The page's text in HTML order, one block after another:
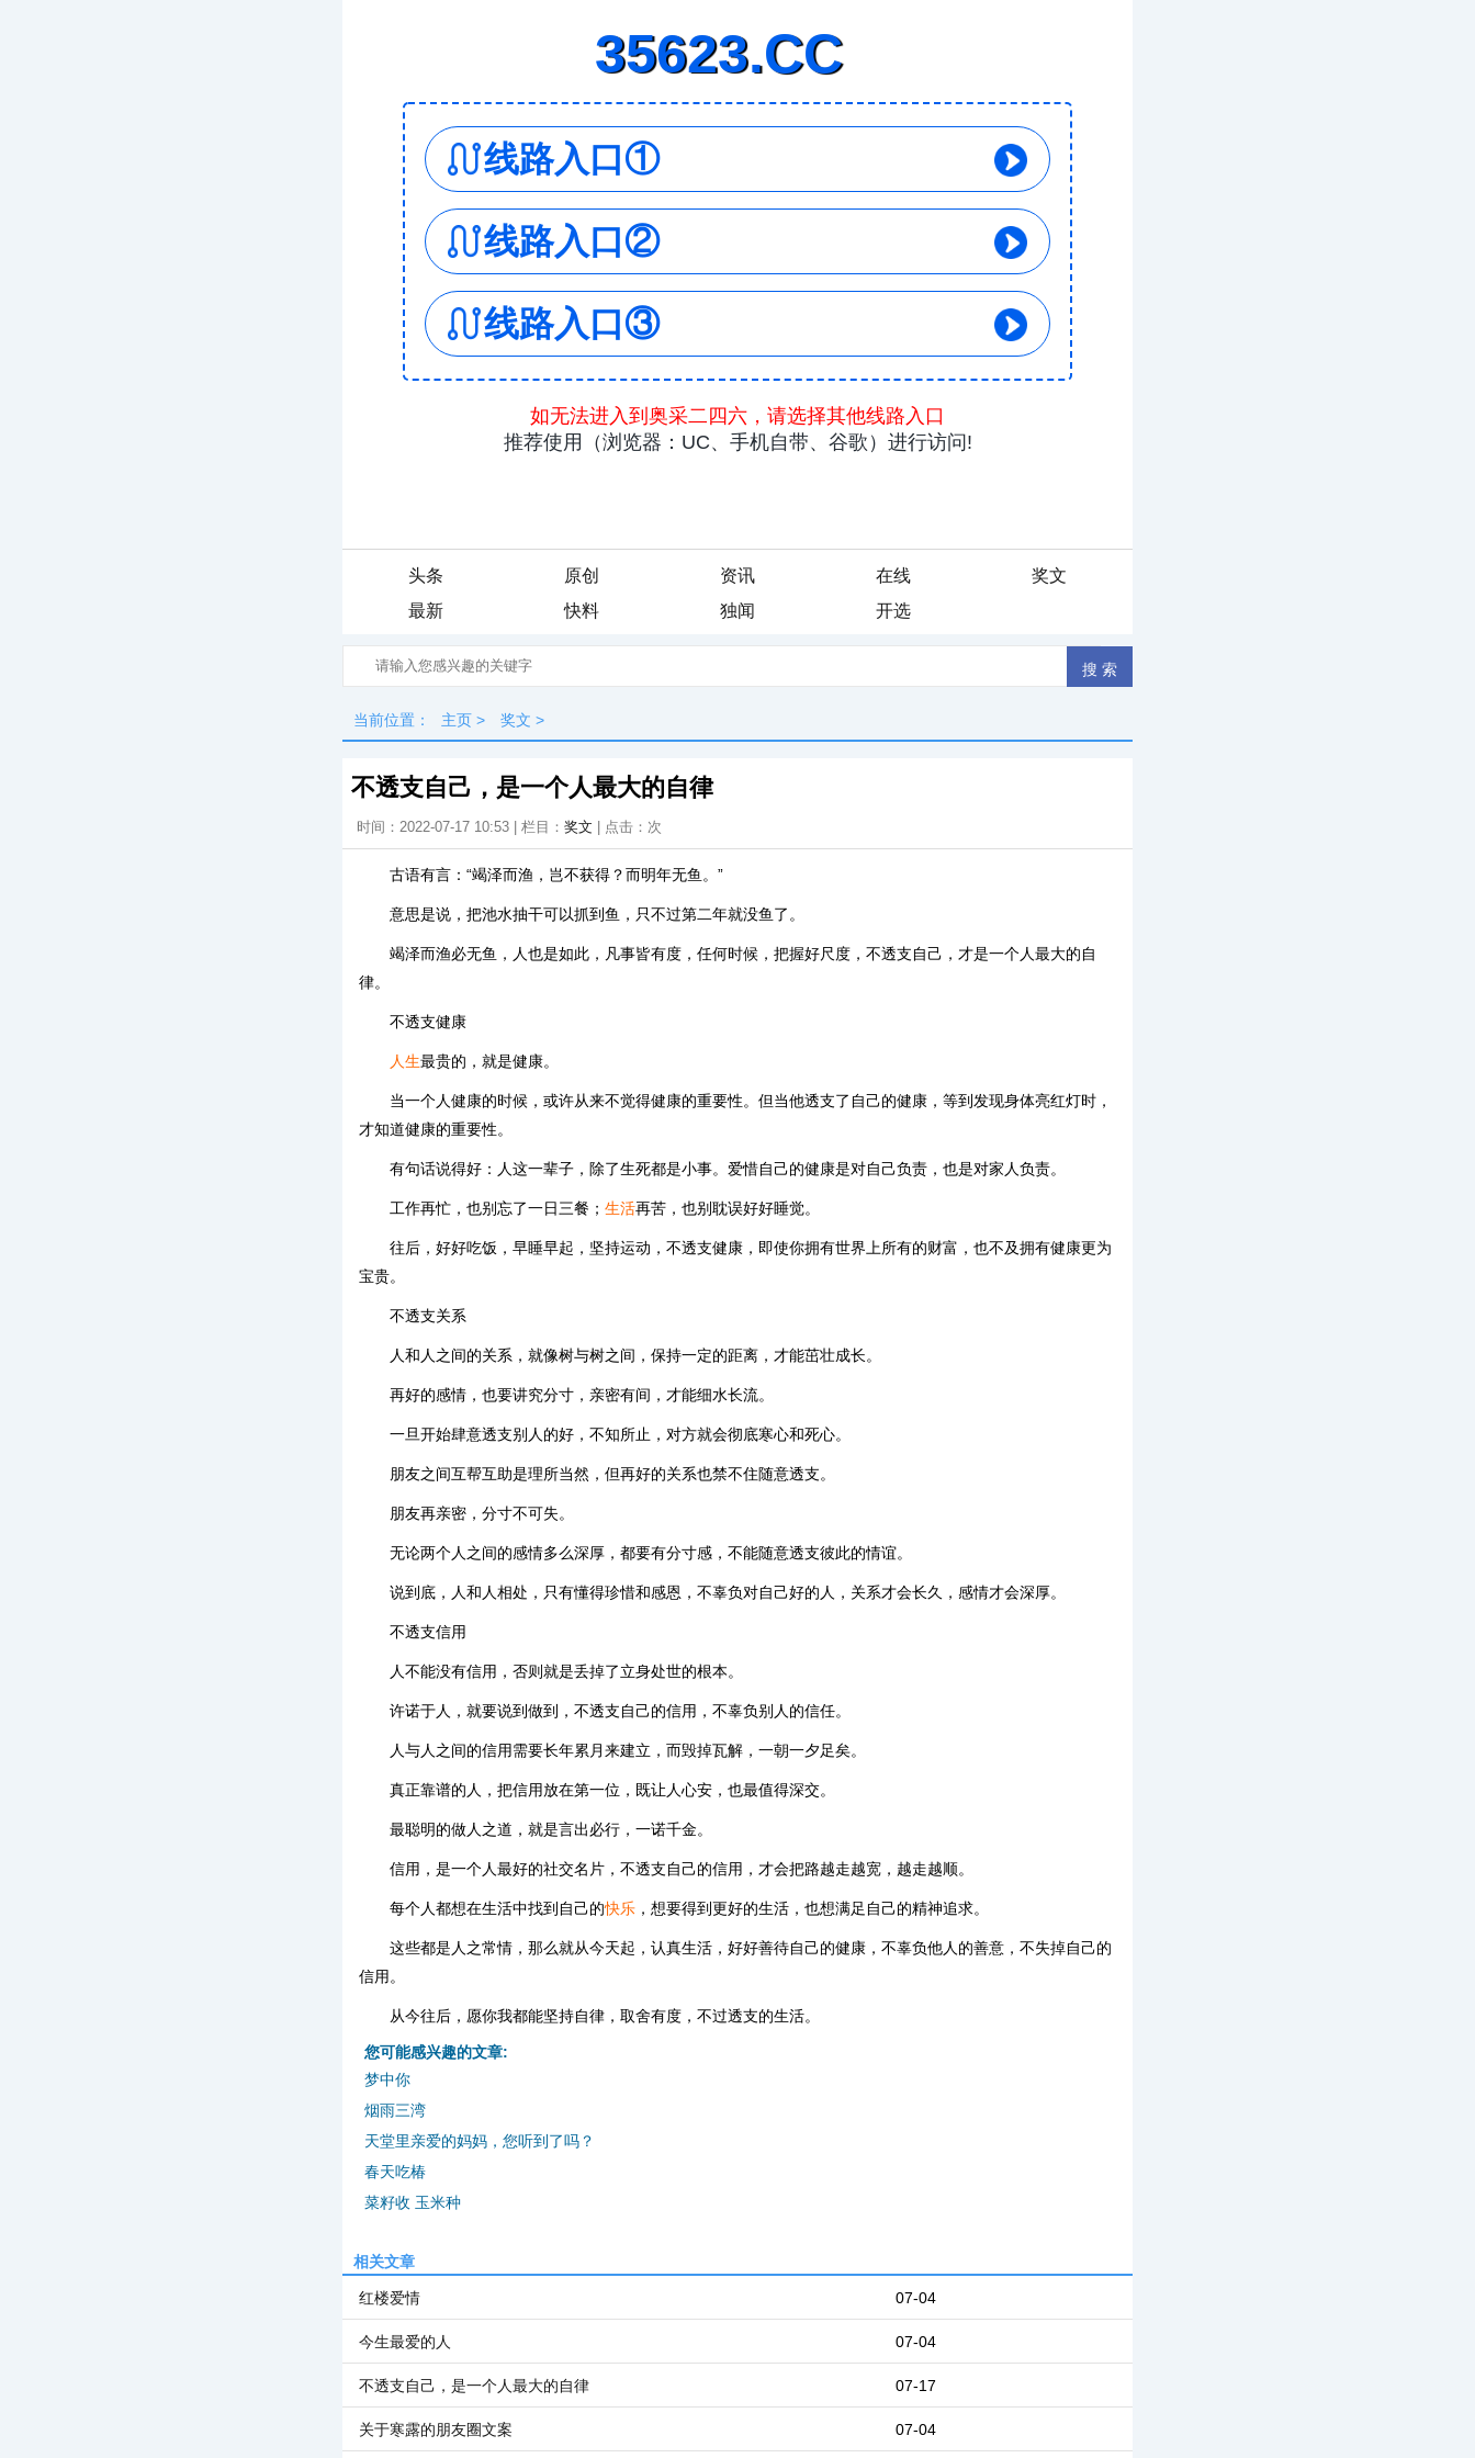
头条 原创 资讯 在线
奖文
最新
快料 独闻 开选
当前位置： 主页 > 奖文 >
不透支自己，是一个人最大的自律
时间：2022-07-17 10:53 | 栏目： 奖文 | 点击： 次
古语有言：“竭泽而渔，岂不获得？而明年无鱼。”
意思是说，把池水抽干可以抓到鱼，只不过第二年就没鱼了。
竭泽而渔必无鱼，人也是如此，凡事皆有度，任何时候，把握好尺度，不透支自己，才是一个人最大的自
律。
不透支健康
人生最贵的，就是健康。
当一个人健康的时候，或许从来不觉得健康的重要性。但当他透支了自己的健康，等到发现身体亮红灯时，
才知道健康的重要性。
有句话说得好：人这一辈子，除了生死都是小事。爱惜自己的健康是对自己负责，也是对家人负责。
工作再忙，也别忘了一日三餐； 生活再苦，也别耽误好好睡觉。
往后，好好吃饭，早睡早起，坚持运动，不透支健康，即使你拥有世界上所有的财富，也不及拥有健康更为
宝贵。
不透支关系
人和人之间的关系，就像树与树之间，保持一定的距离，才能茁壮成长。
再好的感情，也要讲究分寸，亲密有间，才能细水长流。
一旦开始肆意透支别人的好，不知所止，对方就会彻底寒心和死心。
朋友之间互帮互助是理所当然，但再好的关系也禁不住随意透支。
朋友再亲密，分寸不可失。
无论两个人之间的感情多么深厚，都要有分寸感，不能随意透支彼此的情谊。
说到底，人和人相处，只有懂得珍惜和感恩，不辜负对自己好的人，关系才会长久，感情才会深厚。
不透支信用
人不能没有信用，否则就是丢掉了立身处世的根本。
许诺于人，就要说到做到，不透支自己的信用，不辜负别人的信任。
人与人之间的信用需要长年累月来建立，而毁掉瓦解，一朝一夕足矣。
真正靠谱的人，把信用放在第一位，既让人心安，也最值得深交。
最聪明的做人之道，就是言出必行，一诺千金。
信用，是一个人最好的社交名片，不透支自己的信用，才会把路越走越宽，越走越顺。
每个人都想在生活中找到自己的快乐 ，想要得到更好的生活，也想满足自己的精神追求。
这些都是人之常情，那么就从今天起，认真生活，好好善待自己的健康，不辜负他人的善意，不失掉自己的
信用。
从今往后，愿你我都能坚持自律，取舍有度，不过透支的生活。
您可能感兴趣的文章:
梦中你
烟雨三湾
天堂里亲爱的妈妈，您听到了吗？
春天吃椿
菜籽收 玉米种
相关文章
07-04
红楼爱情
07-04
今生最爱的人
07-17
不透支自己，是一个人最大的自律
07-04
关于寒露的朋友圈文案